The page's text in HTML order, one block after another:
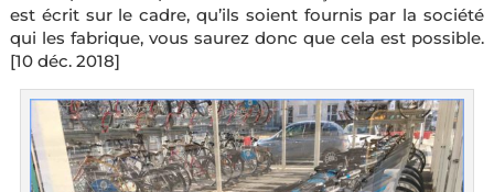
est écrit sur le cadre, qu’ils soient fournis par la société
qui les fabrique, vous saurez donc que cela est possible.
[10 déc. 2018]